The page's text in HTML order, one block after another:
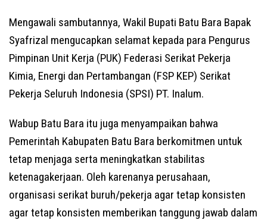
Mengawali sambutannya, Wakil Bupati Batu Bara Bapak
Syafrizal mengucapkan selamat kepada para Pengurus
Pimpinan Unit Kerja (PUK) Federasi Serikat Pekerja
Kimia, Energi dan Pertambangan (FSP KEP) Serikat
Pekerja Seluruh Indonesia (SPSI) PT. Inalum.
Wabup Batu Bara itu juga menyampaikan bahwa
Pemerintah Kabupaten Batu Bara berkomitmen untuk
tetap menjaga serta meningkatkan stabilitas
ketenagakerjaan. Oleh karenanya perusahaan,
organisasi serikat buruh/pekerja agar tetap konsisten
agar tetap konsisten memberikan tanggung jawab dalam